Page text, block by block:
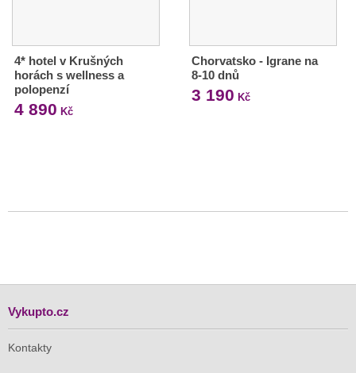
4* hotel v Krušných
horách s wellness a
polopenzí
4 890 Kč
Chorvatsko - Igrane na
8-10 dnů
3 190 Kč
Vykupto.cz
Kontakty